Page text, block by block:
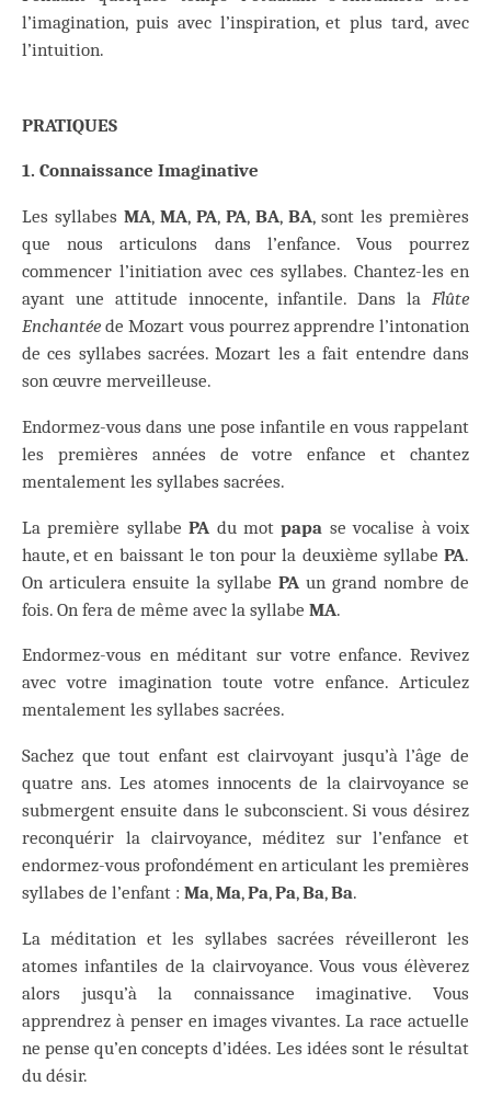
l’imagination, puis avec l’inspiration, et plus tard, avec
l’intuition.
PRATIQUES
1. Connaissance Imaginative
Les syllabes MA, MA, PA, PA, BA, BA, sont les premières
que nous articulons dans l’enfance. Vous pourrez
commencer l’initiation avec ces syllabes. Chantez-les en
ayant une attitude innocente, infantile. Dans la Flûte
Enchantée de Mozart vous pourrez apprendre l’intonation
de ces syllabes sacrées. Mozart les a fait entendre dans
son œuvre merveilleuse.
Endormez-vous dans une pose infantile en vous rappelant
les premières années de votre enfance et chantez
mentalement les syllabes sacrées.
La première syllabePA du motpapa se vocalise à voix
haute, et en baissant le ton pour la deuxième syllabe PA.
On articulera ensuite la syllabe PA un grand nombre de
fois. On fera de même avec la syllabe MA.
Endormez-vous en méditant sur votre enfance. Revivez
avec votre imagination toute votre enfance. Articulez
mentalement les syllabes sacrées.
Sachez que tout enfant est clairvoyant jusqu’à l’âge de
quatre ans. Les atomes innocents de la clairvoyance se
submergent ensuite dans le subconscient. Si vous désirez
reconquérir la clairvoyance, méditez sur l’enfance et
endormez-vous profondément en articulant les premières
syllabes de l’enfant : Ma,Ma,Pa,Pa,Ba,Ba.
La méditation et les syllabes sacrées réveilleront les
atomes infantiles de la clairvoyance. Vous vous élèverez
alors jusqu’à la connaissance imaginative. Vous
apprendrez à penser en images vivantes. La race actuelle
ne pense qu’en concepts d’idées. Les idées sont le résultat
du désir.